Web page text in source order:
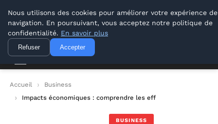
Lyon Photos
Lyon Photos
Accueil
Business
Impacts économiques : comprendre les effets sur la
BUSINESS
Nous utilisons des cookies pour améliorer votre expérience de
navigation. En poursuivant, vous acceptez notre politique de
confidentialité. En savoir plus
Refuser Accepter